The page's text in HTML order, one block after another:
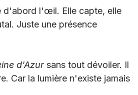
d'abord l'œil. Elle capte, elle
Juste une présence
d'Azur sans tout dévoiler. Il
Car la lumière n'existe jamais